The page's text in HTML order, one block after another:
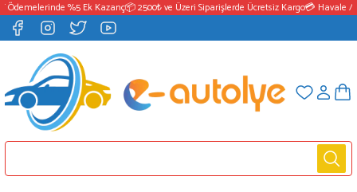
%5 Ek Kazanç📦 2500₺ ve Üzeri Siparişlerde Ücretsiz Kargo💳 Havale /